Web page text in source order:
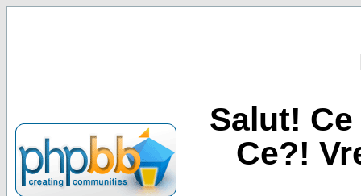
Salut!
Ce?!